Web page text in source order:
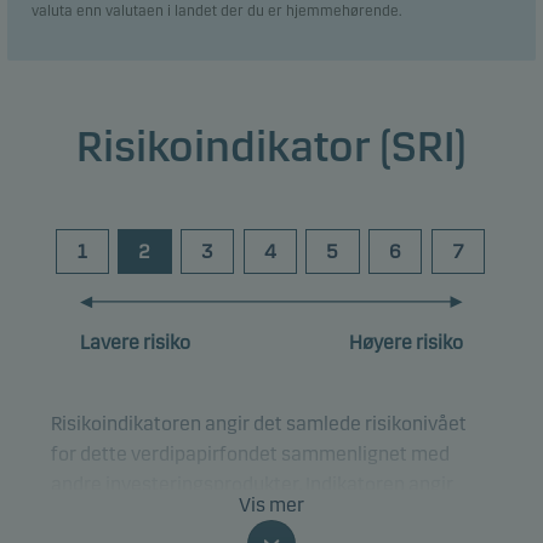
valuta enn valutaen i landet der du er hjemmehørende.
Risikoindikator (SRI)
1 2 3 4 5 6 7
Lavere risiko Høyere risiko
Risikoindikatoren angir det samlede risikonivået
for dette verdipapirfondet sammenlignet med
hvor sannsynlig det er at du kan tape penger på
Vis mer